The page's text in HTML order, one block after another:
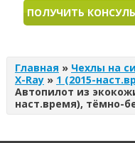
ПОЛУЧИТЬ
Главная » Чехлы на
X-Ray» 1 (2015-
Автопилот из
наст.время), тёмно-